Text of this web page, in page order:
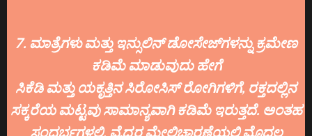
7. ಮಾತ್ರೆಗಳು ಮತ್ತು ಇನ್ಸುಲಿನ್ ಡೋಸೇಜ್‌ಗಳನ್ನು ಕ್ರಮೇಣ
ಕಡಿಮೆ ಮಾಡುವುದು ಹೇಗೆ
ಸಿಕೆಡಿ ಮತ್ತು ಯಕೃತ್ತಿನ ಸಿರೋಸಿಸ್ ರೋಗಿಗಳಿಗೆ, ರಕ್ತದಲ್ಲಿನ
ಸಕ್ಕರೆಯ ಮಟ್ಟವು ಸಾಮಾನ್ಯವಾಗಿ ಕಡಿಮೆ ಇರುತ್ತದೆ. ಅಂತಹ
ಸಂದರ್ಭಗಳಲ್ಲಿ, ವೈದ್ಯರ ಮೇಲ್ವಿಚಾರಣೆಯಲ್ಲಿ ಮೊದಲ